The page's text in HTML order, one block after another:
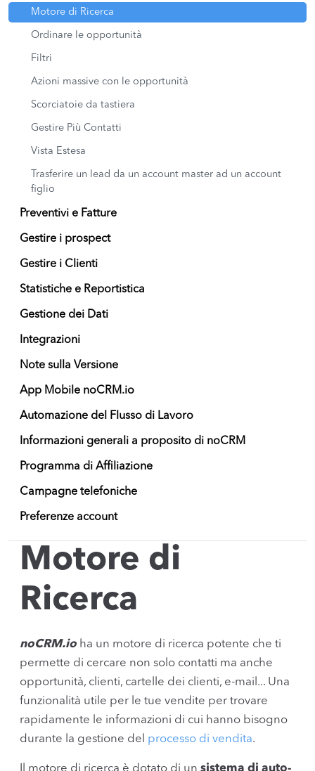
Motore di Ricerca
Ordinare le opportunità
Filtri
Azioni massive con le opportunità
Scorciatoie da tastiera
Gestire Più Contatti
Vista Estesa
Trasferire un lead da un account master ad un account
figlio
Preventivi e Fatture
Gestire i prospect
Gestire i Clienti
Statistiche e Reportistica
Gestione dei Dati
Integrazioni
Note sulla Versione
App Mobile noCRM.io
Automazione del Flusso di Lavoro
Informazioni generali a proposito di noCRM
Programma di Affiliazione
Campagne telefoniche
Preferenze account
Motore di
Ricerca
noCRM.io ha un motore di ricerca potente che ti
permette di cercare non solo contatti ma anche
opportunità, clienti, cartelle dei clienti, e-mail... Una
funzionalità utile per le tue vendite per trovare
rapidamente le informazioni di cui hanno bisogno
durante la gestione del processo di vendita.
Il motore di ricerca è dotato di un sistema di auto-